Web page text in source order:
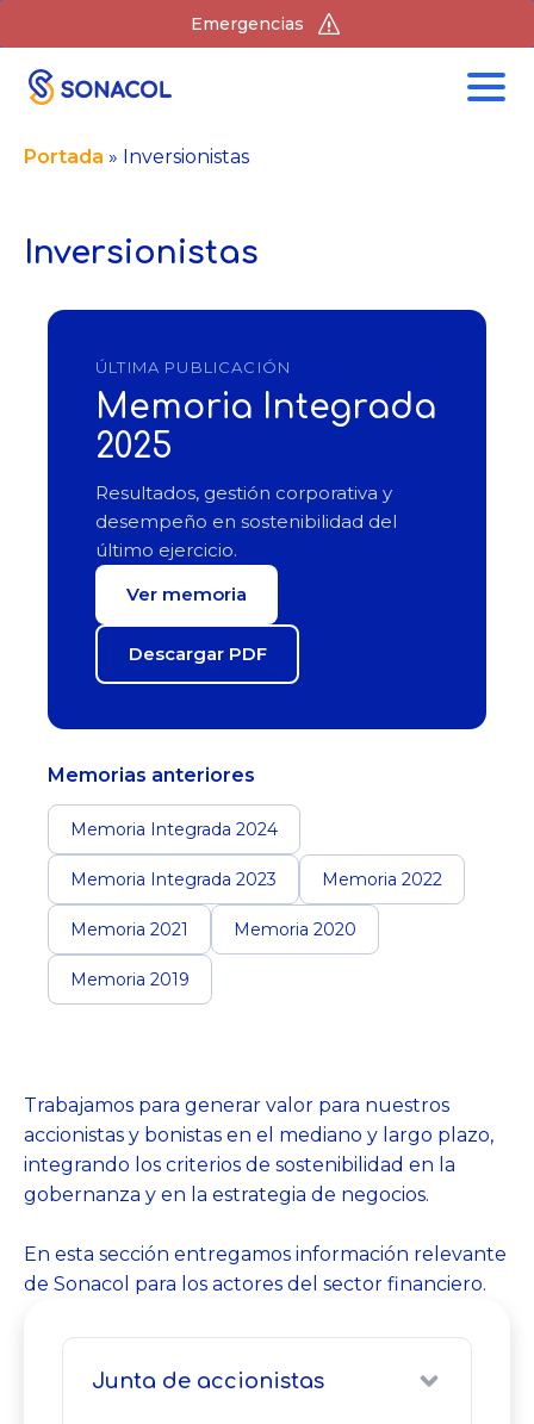
Emergencias
Portada » Inversionistas
Inversionistas
ÚLTIMA PUBLICACIÓN
Memoria Integrada
2025
Resultados, gestión corporativa y
desempeño en sostenibilidad del
último ejercicio.
Ver memoria
Descargar PDF
Memorias anteriores
Memoria Integrada 2024
Memoria Integrada 2023 Memoria 2022
Memoria 2021 Memoria 2020
Memoria 2019
Trabajamos para generar valor para nuestros
accionistas y bonistas en el mediano y largo plazo,
integrando los criterios de sostenibilidad en la
gobernanza y en la estrategia de negocios.
En esta sección entregamos información relevante
de Sonacol para los actores del sector financiero.
Junta de accionistas